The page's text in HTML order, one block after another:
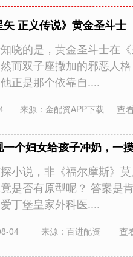
正义传说》黄金圣斗士
晓的是，黄金圣斗士在
而双子座撒加的邪恶人
正是那个依靠自....
来源：金配资APP下载 查
个妇女给孩子冲奶，一
小说，非《福尔摩斯》
是否有原型呢？ 答案是
丁堡皇家外科医....
04 来源：百进配资 查